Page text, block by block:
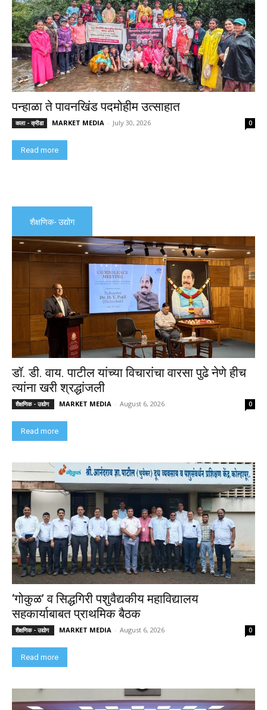
पन्हाळा ते पावनखिंड पदमोहीम उत्साहात
कला - क्रीडा MARKET MEDIA - July 30, 2026 0
Read more
शैक्षणिक- उद्योग
डॉ. डी. वाय. पाटील यांच्या विचारांचा वारसा पुढे नेणे हीच
त्यांना खरी श्रद्धांजली
शैक्षणिक - उद्योग MARKET MEDIA - August 6, 2026 0
Read more
‘गोकुळ’ व सिद्धगिरी पशुवैद्यकीय महाविद्यालय
सहकार्याबाबत प्राथमिक बैठक
शैक्षणिक - उद्योग MARKET MEDIA - August 6, 2026 0
Read more